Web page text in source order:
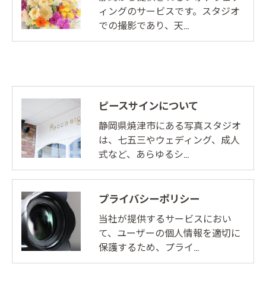
ィングのサービスです。スタジオ
での撮影であり、天…
ピースサインについて
静岡県焼津市にある写真スタジオ
は、七五三やウェディング、成人
式など、あらゆるシ…
プライバシーポリシー
当社が提供するサービスにおい
て、ユーザーの個人情報を適切に
保護するため、プライ…